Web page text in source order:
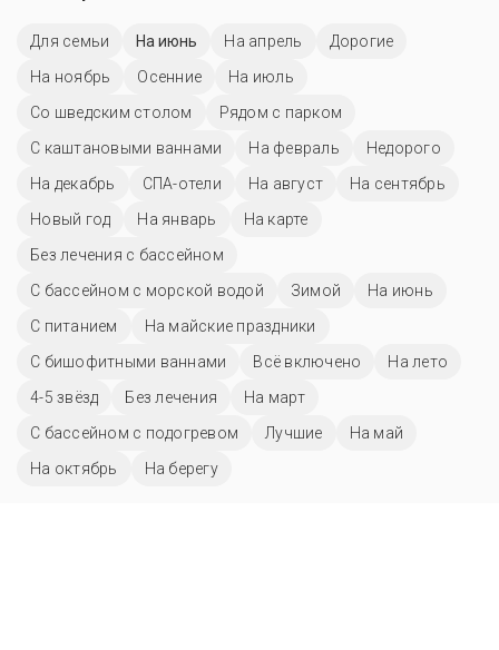
Для семьи На июнь На апрель
Дорогие
На ноябрь
Осенние
На июль
Со шведским столом
Рядом с парком
С каштановыми ваннами
На февраль
Недорого
На декабрь
СПА-отели На август
На сентябрь
Новый год
На январь
На карте
Без лечения с бассейном
С бассейном с морской водой
Зимой
На июнь
С питанием
На майские праздники
С бишофитными ваннами
Всё включено
На лето
4-5 звёзд
Без лечения
На март
С бассейном с подогревом
Лучшие
На май
На октябрь
На берегу